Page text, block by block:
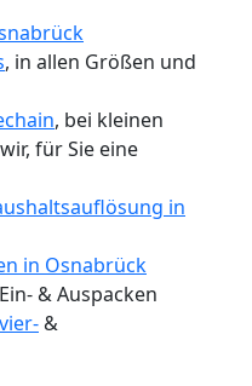
, in allen Größen und
, bei kleinen
für Sie eine
in
in Osnabrück
& Auspacken
&